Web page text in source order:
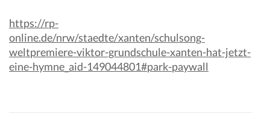
https://rp-
online.de/nrw/staedte/xanten/schulsong-
weltpremiere-viktor-grundschule-xanten-hat-jetzt-
eine-hymne_aid-149044801#park-paywall